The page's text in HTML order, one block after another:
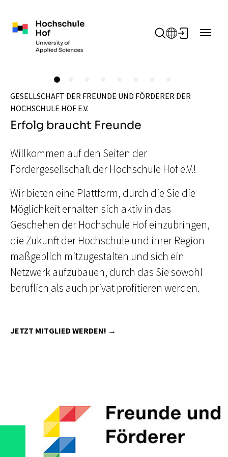
GESELLSCHAFT DER FREUNDE UND FÖRDERER DER
HOCHSCHULE HOF E.V.
Erfolg braucht Freunde
Willkommen auf den Seiten der
Fördergesellschaft der Hochschule Hof e.V.!
Wir bieten eine Plattform, durch die Sie die
Möglichkeit erhalten sich aktiv in das
Geschehen der Hochschule Hof einzubringen,
die Zukunft der Hochschule und ihrer Region
maßgeblich mitzugestalten und sich ein
Netzwerk aufzubauen, durch das Sie sowohl
beruflich als auch privat profitieren werden.
JETZT MITGLIED WERDEN!
JETZT MITGLIED WERDEN!
JETZT MITGLIED WERDEN!
JETZT MITGLIED WERDEN!